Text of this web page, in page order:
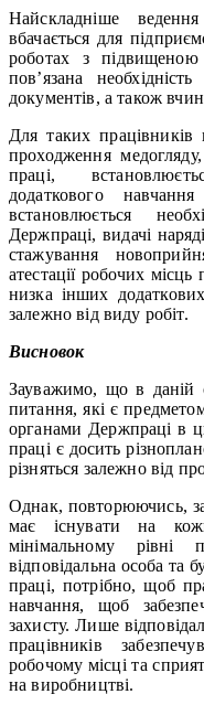
Найскладніше
вбачається для
роботах з
пов’язана
документів, а також
Для таких працівників
проходження
праці,
додаткового
встановлюється
Держпраці, видачі
стажування
атестації робочих
низка інших
залежно від виду робіт.
Висновок
Зауважимо, що в даній
питання, які є
органами Держпраці в
праці є досить
різняться залежно від
Однак, повторюючись,
має існувати на
мінімальному рівні
відповідальна особа та
праці, потрібно, щоб
навчання, щоб
захисту. Лише
працівників
робочому місці та
на виробництві.